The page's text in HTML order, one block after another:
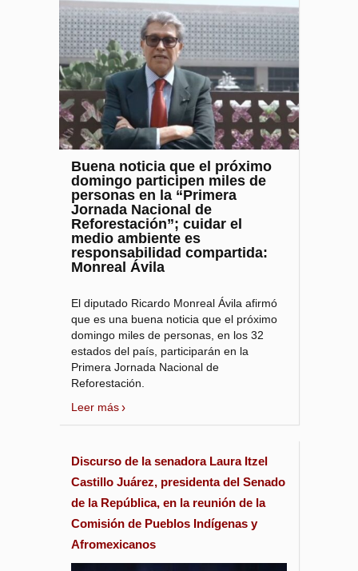
Buena noticia que el próximo
domingo participen miles de
personas en la “Primera
Jornada Nacional de
Reforestación”; cuidar el
medio ambiente es
responsabilidad compartida:
Monreal Ávila
El diputado Ricardo Monreal Ávila afirmó
que es una buena noticia que el próximo
domingo miles de personas, en los 32
estados del país, participarán en la
Primera Jornada Nacional de
Reforestación.
Leer más
Discurso de la senadora Laura Itzel
Castillo Juárez, presidenta del Senado
de la República, en la reunión de la
Comisión de Pueblos Indígenas y
Afromexicanos